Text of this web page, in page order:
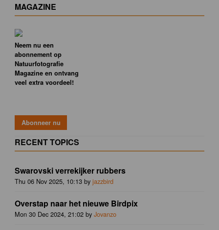
MAGAZINE
Neem nu een
abonnement op
Natuurfotografie
Magazine en ontvang
veel extra voordeel!
RECENT TOPICS
Swarovski verrekijker rubbers
Thu 06 Nov 2025, 10:13 by jazzbird
Overstap naar het nieuwe Birdpix
Mon 30 Dec 2024, 21:02 by Jovanzo